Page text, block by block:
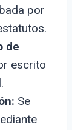
por
de
escrito
Se